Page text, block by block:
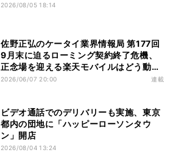
2026/08/05 18:14
佐野正弘のケータイ業界情報局 第177回
9月末に迫るローミング契約終了危機、
正念場を迎える楽天モバイルはどう動
く？
2026/06/07 20:00 連載
ビデオ通話でのデリバリーも実施、東京
都内の団地に「ハッピーローソンタウ
ン」開店
2026/08/04 13:24